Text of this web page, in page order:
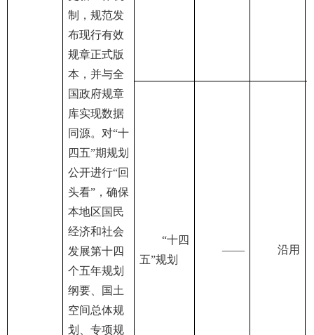
制，规范发
布现行有效
规章正式版
本，并与全
国政府规章
库实现数据
同源。对“十
四五”期规划
公开进行“回
头看”，确保
本地区国民
经济和社会
发展第十四
个五年规划
纲要、国土
空间总体规
划、专项规
“十四
五”规划
—— 沿用